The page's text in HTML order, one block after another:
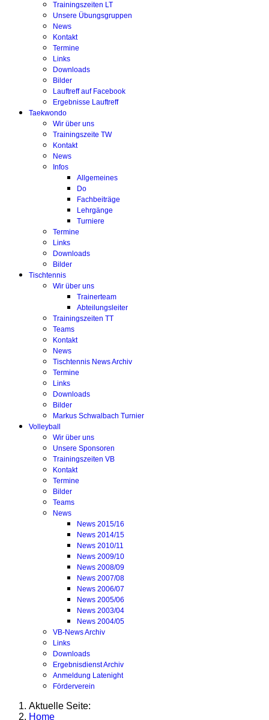
Trainingszeiten LT
Unsere Übungsgruppen
News
Kontakt
Termine
Links
Downloads
Bilder
Lauftreff auf Facebook
Ergebnisse Lauftreff
Taekwondo
Wir über uns
Trainingszeite TW
Kontakt
News
Infos
Allgemeines
Do
Fachbeiträge
Lehrgänge
Turniere
Termine
Links
Downloads
Bilder
Tischtennis
Wir über uns
Trainerteam
Abteilungsleiter
Trainingszeiten TT
Teams
Kontakt
News
Tischtennis News Archiv
Termine
Links
Downloads
Bilder
Markus Schwalbach Turnier
Volleyball
Wir über uns
Unsere Sponsoren
Trainingszeiten VB
Kontakt
Termine
Bilder
Teams
News
News 2015/16
News 2014/15
News 2010/11
News 2009/10
News 2008/09
News 2007/08
News 2006/07
News 2005/06
News 2003/04
News 2004/05
VB-News Archiv
Links
Downloads
Ergebnisdienst Archiv
Anmeldung Latenight
Förderverein
Aktuelle Seite:
Home